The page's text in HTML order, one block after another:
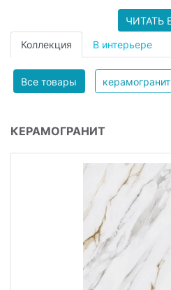
ЧИТАТЬ
Коллекция В интерьере
Все товары керамогранит
КЕРАМОГРАНИТ